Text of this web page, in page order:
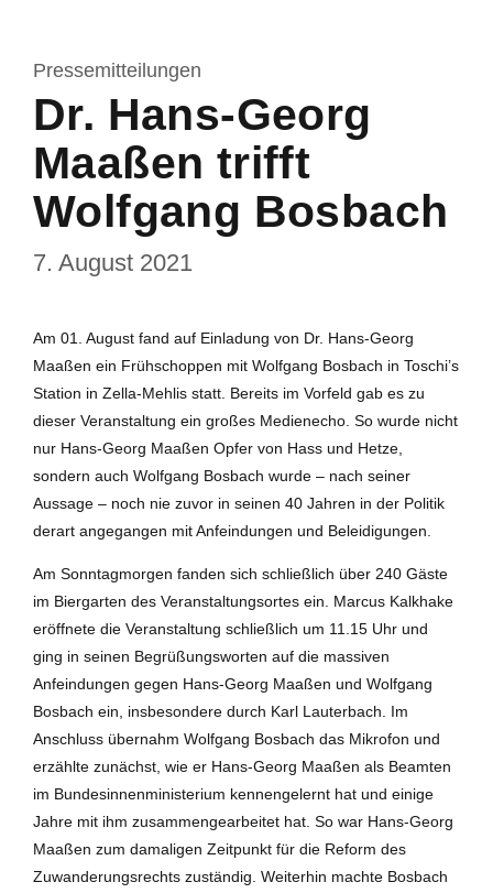
Pressemitteilungen
Dr. Hans-Georg
Maaßen trifft
Wolfgang Bosbach
7. August 2021
Am 01. August fand auf Einladung von Dr. Hans-Georg
Maaßen ein Frühschoppen mit Wolfgang Bosbach in Toschi’s
Station in Zella-Mehlis statt. Bereits im Vorfeld gab es zu
dieser Veranstaltung ein großes Medienecho. So wurde nicht
nur Hans-Georg Maaßen Opfer von Hass und Hetze,
sondern auch Wolfgang Bosbach wurde – nach seiner
Aussage – noch nie zuvor in seinen 40 Jahren in der Politik
derart angegangen mit Anfeindungen und Beleidigungen.
Am Sonntagmorgen fanden sich schließlich über 240 Gäste
im Biergarten des Veranstaltungsortes ein. Marcus Kalkhake
eröffnete die Veranstaltung schließlich um 11.15 Uhr und
ging in seinen Begrüßungsworten auf die massiven
Anfeindungen gegen Hans-Georg Maaßen und Wolfgang
Bosbach ein, insbesondere durch Karl Lauterbach. Im
Anschluss übernahm Wolfgang Bosbach das Mikrofon und
erzählte zunächst, wie er Hans-Georg Maaßen als Beamten
im Bundesinnenministerium kennengelernt hat und einige
Jahre mit ihm zusammengearbeitet hat. So war Hans-Georg
Maaßen zum damaligen Zeitpunkt für die Reform des
Zuwanderungsrechts zuständig. Weiterhin machte Bosbach